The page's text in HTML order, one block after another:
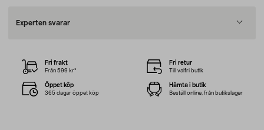
Experten svarar
Fri frakt
Från 599 kr*
Fri retur
Till valfri butik
Öppet köp
365 dagar öppet köp
Hämta i butik
Beställ online, från butikslager